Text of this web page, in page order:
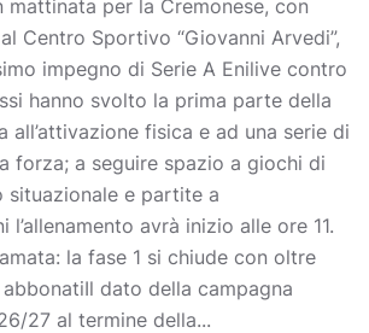
mattinata per la Cremonese, con
Centro Sportivo “Giovanni Arvedi”,
impegno di Serie A Enilive contro
hanno svolto la prima parte della
all’attivazione fisica e ad una serie di
forza; a seguire spazio a giochi di
situazionale e partite a
l’allenamento avrà inizio alle ore 11.
la fase 1 si chiude con oltre
dato della campagna
27 al termine della...